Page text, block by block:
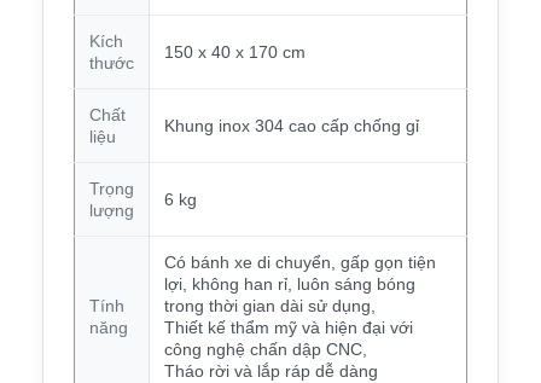
Kích
thước
150 x 40 x 170 cm
Chất
liệu
Khung inox 304 cao cấp chống gỉ
Trọng
lượng
6 kg
Tính
năng
Có bánh xe di chuyển, gấp gọn tiện
lợi, không han rỉ, luôn sáng bóng
trong thời gian dài sử dụng,
Thiết kế thẩm mỹ và hiện đại với
công nghệ chấn dập CNC,
Tháo rời và lắp ráp dễ dàng